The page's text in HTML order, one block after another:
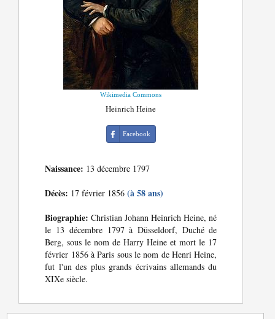
Wikimedia Commons
Heinrich Heine
Facebook
Naissance: 13 décembre 1797
Décès: 17 février 1856(à 58 ans)
Biographie: Christian Johann Heinrich Heine, né
le 13 décembre 1797 à Düsseldorf, Duché de
Berg, sous le nom de Harry Heine et mort le 17
février 1856 à Paris sous le nom de Henri Heine,
fut l'un des plus grands écrivains allemands du
XIXe siècle.